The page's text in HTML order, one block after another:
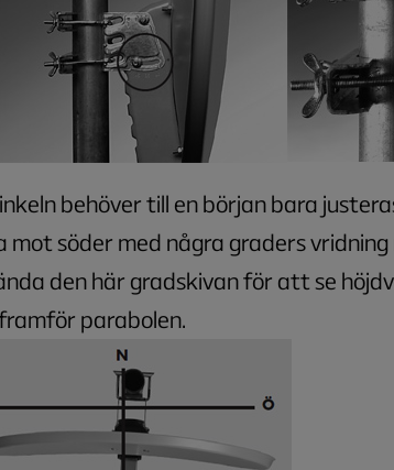
behöver till en början bara
mot söder med några graders
den här gradskivan för att se
parabolen.